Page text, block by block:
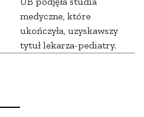
medyczne, które
ukończyła, uzyskawszy
tytuł lekarza-pediatry.